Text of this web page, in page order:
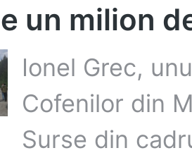
un milion
Ionel Grec,
Cofenilor din
Surse din